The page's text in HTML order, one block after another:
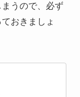
うので、必ず
おきましょ